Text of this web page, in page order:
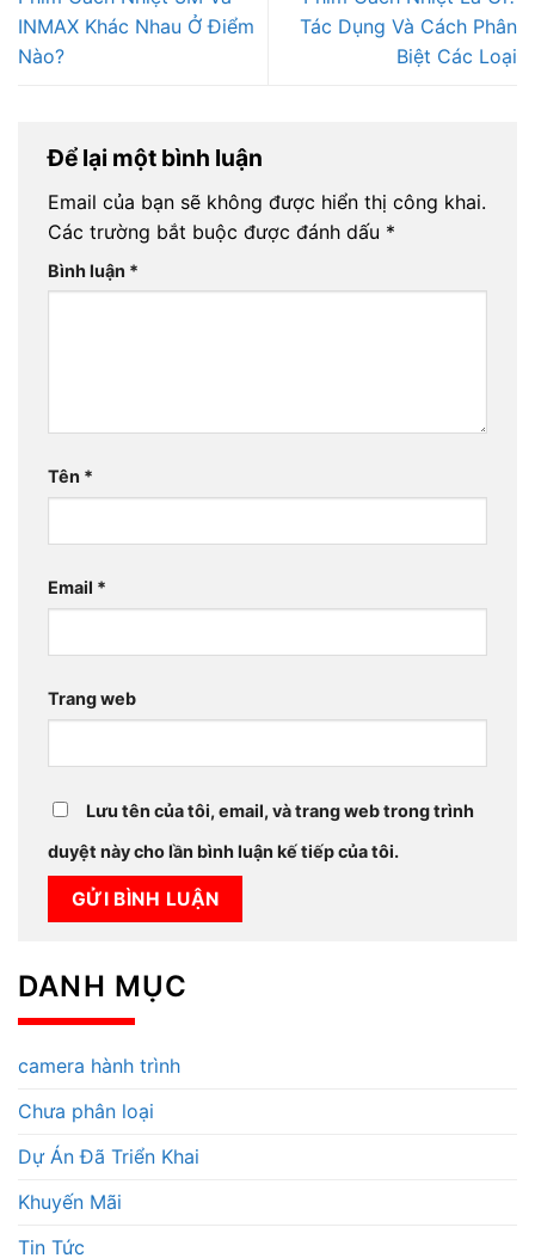
INMAX Khác Nhau Ở Điểm
Nào?
Tác Dụng Và Cách Phân
Biệt Các Loại
Để lại một bình luận
Email của bạn sẽ không được hiển thị công khai.
Các trường bắt buộc được đánh dấu *
Bình luận *
Tên *
Email *
Trang web
Lưu tên của tôi, email, và trang web trong trình
duyệt này cho lần bình luận kế tiếp của tôi.
DANH MỤC
camera hành trình
Chưa phân loại
Dự Án Đã Triển Khai
Khuyến Mãi
Tin Tức